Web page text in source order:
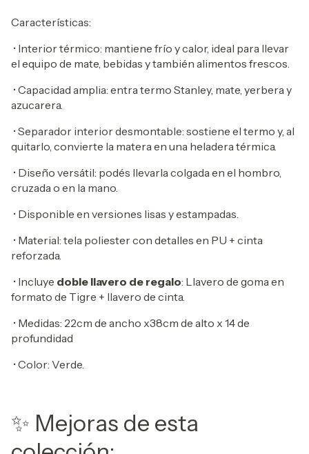
Características:
• Interior térmico: mantiene frío y calor, ideal para llevar
el equipo de mate, bebidas y también alimentos frescos.
•Capacidad amplia: entra termo Stanley, mate, yerbera y
azucarera.
•Separador interior desmontable: sostiene el termo y, al
quitarlo, convierte la matera en una heladera térmica.
• Diseño versátil: podés llevarla colgada en el hombro,
cruzada o en la mano.
• Disponible en versiones lisas y estampadas.
• Material: tela poliester con detalles en PU + cinta
reforzada.
• Incluye doble llavero de regalo: Llavero de goma en
formato de Tigre + llavero de cinta.
• Medidas: 22cm de ancho x38cm de alto x 14 de
profundidad
• Color: Verde.
✨ Mejoras de esta